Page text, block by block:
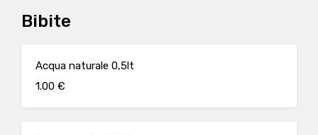
Bibite
Acqua naturale 0,5lt
1.00 €